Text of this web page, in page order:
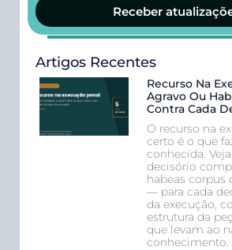
Receber
Artigos Recentes
Recurso Na
Agravo Ou
Contra Cada
O recurso na
certo é o que
conhecida.
decisório
habeas corpus
— para cada
da execução,
estrutura da
que levam ao
conhecimento.